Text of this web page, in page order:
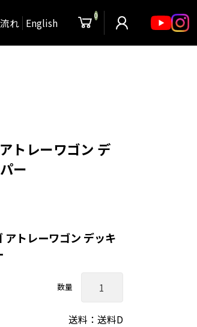
れ English
0
トレーワゴン デ
ー
トレーワゴン デッキ
数量
送料：送料D